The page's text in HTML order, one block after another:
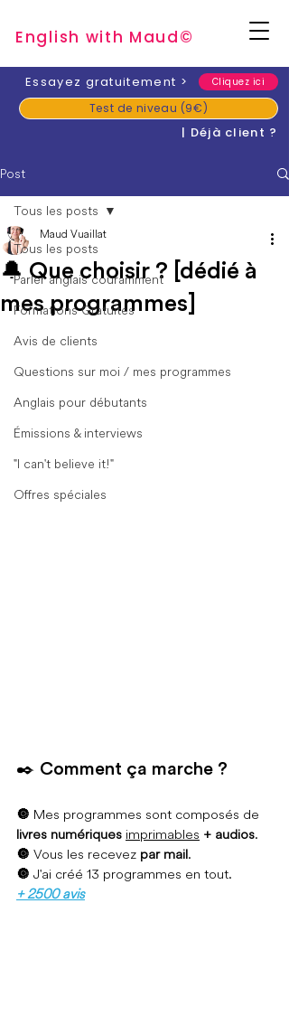
English with Maud©
​Essayez gratuitement > Cliquez ici
Test de niveau (9€)
| Déjà client ?
Post
Tous les posts
Parler anglais couramment
Formations Gratuites
Avis de clients
Questions sur moi / mes programmes
Anglais pour débutants
Émissions & interviews
"I can't believe it!"
Offres spéciales
Tous les posts
🔔 Que choisir ? [dédié à
mes programmes]
Maud Vuaillat
✒️ Comment ça marche ?
🔘 Mes programmes sont composés de
livres numériques imprimables + audios.
🔘 Vous les recevez par mail.
🔘 J'ai créé 13 programmes  en tout.
+ 2500 avis